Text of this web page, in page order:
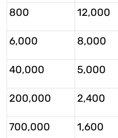
800 12,000
6,000 8,000
40,000 5,000
200,000 2,400
700,000 1,600